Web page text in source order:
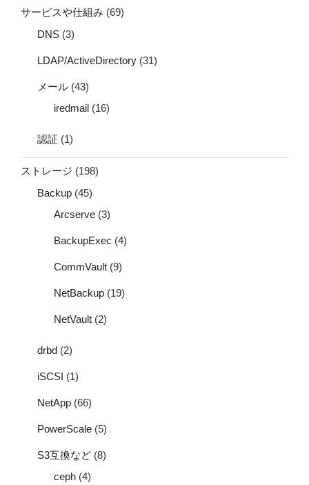
サービスや仕組み (69)
DNS (3)
LDAP/ActiveDirectory (31)
メール (43)
iredmail (16)
認証 (1)
ストレージ (198)
Backup (45)
Arcserve (3)
BackupExec (4)
CommVault (9)
NetBackup (19)
NetVault (2)
drbd (2)
iSCSI (1)
NetApp (66)
PowerScale (5)
S3互換など (8)
ceph (4)